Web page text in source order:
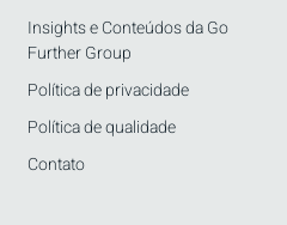
Insights e Conteúdos da Go
Further Group
Política de privacidade
Política de qualidade
Contato